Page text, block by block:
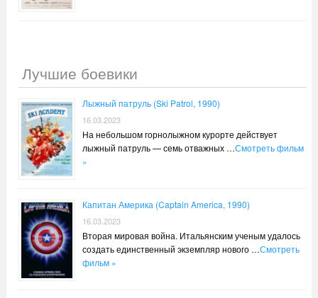
Лучшие боевики
Лыжный патруль (Ski Patrol, 1990)
16.03.2023
На небольшом горнолыжном курорте действует
лыжный патруль — семь отважных …Смотреть фильм
»
Капитан Америка (Captain America, 1990)
16.03.2023
Вторая мировая война. Итальянским ученым удалось
создать единственный экземпляр нового …Смотреть
фильм »